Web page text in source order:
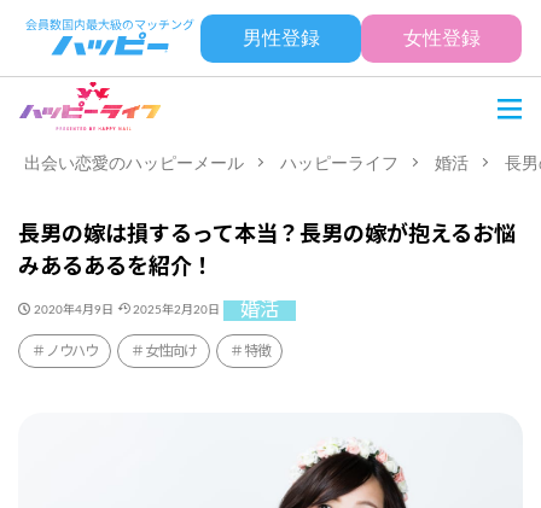
男性登録 女性登録
出会い恋愛のハッピーメール ハッピーライフ 婚活 長
長男の嫁は損するって本当？長男の嫁が抱えるお悩
みあるあるを紹介！
2020年4月9日 2025年2月20日 婚活
ノウハウ 女性向け 特徴